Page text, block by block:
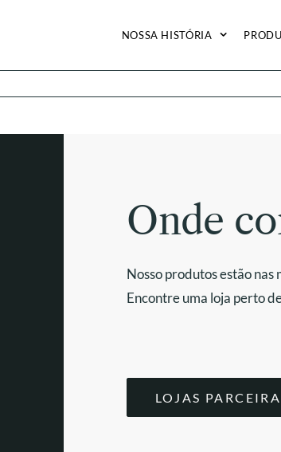
NOSSA HISTÓRIA
Onde
Nosso produtos estão nas
Encontre uma loja perto
LOJAS